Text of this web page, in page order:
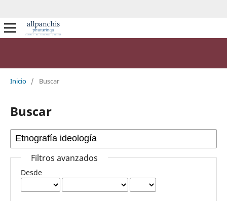
Inicio / Buscar
Buscar
Filtros avanzados
Desde